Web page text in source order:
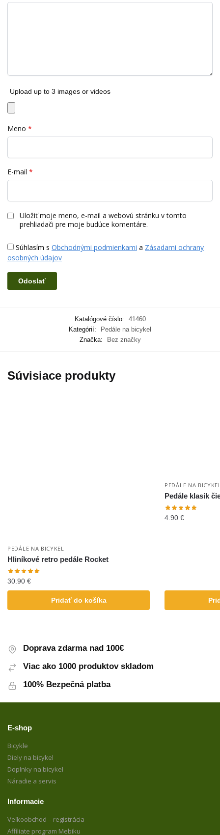
Upload up to 3 images or videos
Meno *
E-mail *
Uložiť moje meno, e-mail a webovú stránku v tomto
prehliadači pre moje budúce komentáre.
Súhlasím s Obchodnými podmienkami a Zásadami ochrany
osobných údajov
Katalógové číslo:
41460
Kategórií:
Pedále na bicykel
Značka:
Bez značky
Súvisiace produkty
PEDÁLE NA BICYKEL
Hliníkové retro pedále Rocket
30.90 €
Pridať do košíka
PEDÁLE NA
Pedále klasik
4.90 €
Doprava zdarma nad 100€
Viac ako 1000 produktov skladom
100% Bezpečná platba
E-shop
Bicykle
Diely na bicykel
Doplnky na bicykel
Náradie a servis
Informacie
Veľkoobchod – registrácia
Affiliate program Mebiku